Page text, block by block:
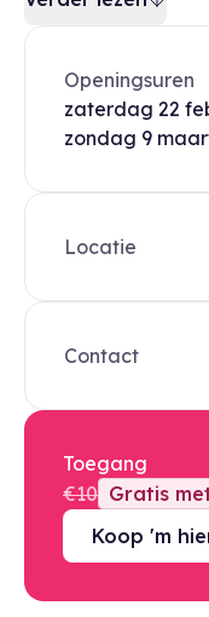
Openingsuren
zaterdag 22
zondag 9
Locatie
Contact
Toegang
€10 Gratis
Koop 'm